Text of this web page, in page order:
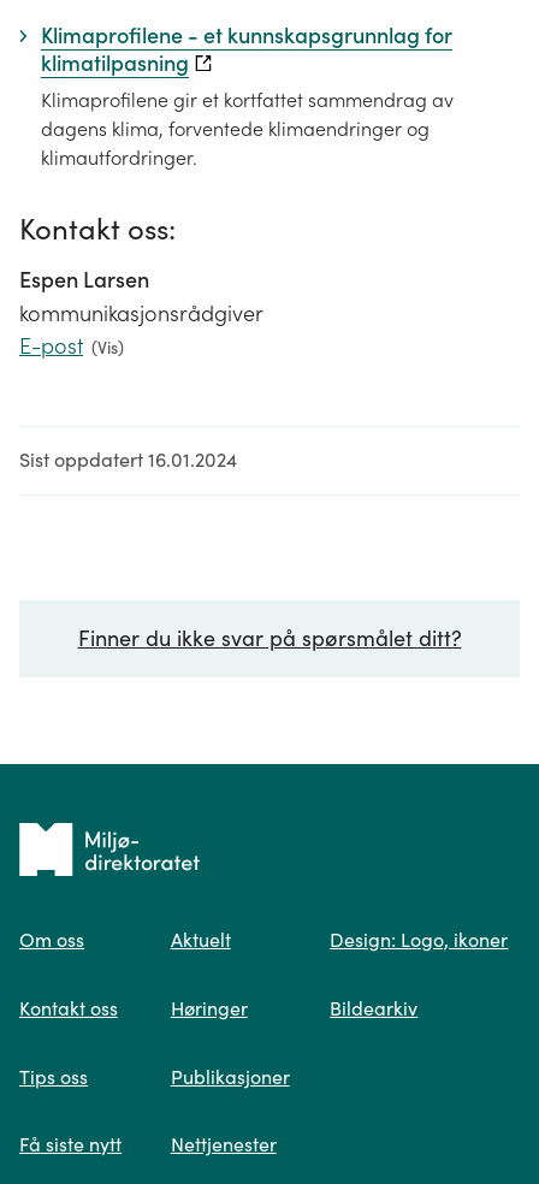
Klimaprofilene - et kunnskapsgrunnlag for
klimatilpasning
Klimaprofilene gir et kortfattet sammendrag av
dagens klima, forventede klimaendringer og
klimautfordringer.
Kontakt oss:
Espen Larsen
kommunikasjonsrådgiver
E-post (Vis)
Sist oppdatert 16.01.2024
Finner du ikke svar på spørsmålet ditt?
Spør oss
søk og viser deg vår mest relevante
Tilbake
forsiden
Om oss
Kontakt oss
Tips oss
Få siste nytt
Aktuelt
Høringer
Publikasjoner
Nettjenester
Design: Logo, ikoner
Bildearkiv